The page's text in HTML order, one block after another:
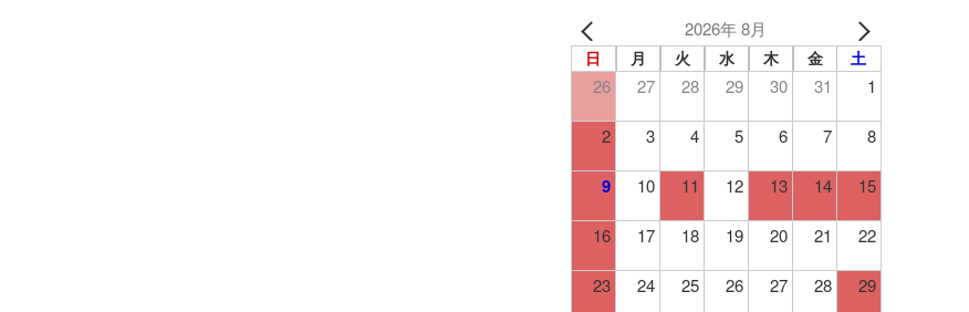
2026年 8月
日 月 火 水 木 金 土
26 27 28 29 30 31 1
2 3 4 5 6 7 8
9 10 11 12 13 14 15
16 17 18 19 20 21 22
23 24 25 26 27 28 29